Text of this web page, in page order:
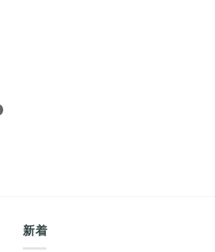
新着